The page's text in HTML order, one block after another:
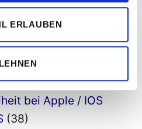
ERLAUBEN
Web Apps(5)
Apps(13)
bei
(85)
bei Android(48)
bei Apple / IOS
(38)